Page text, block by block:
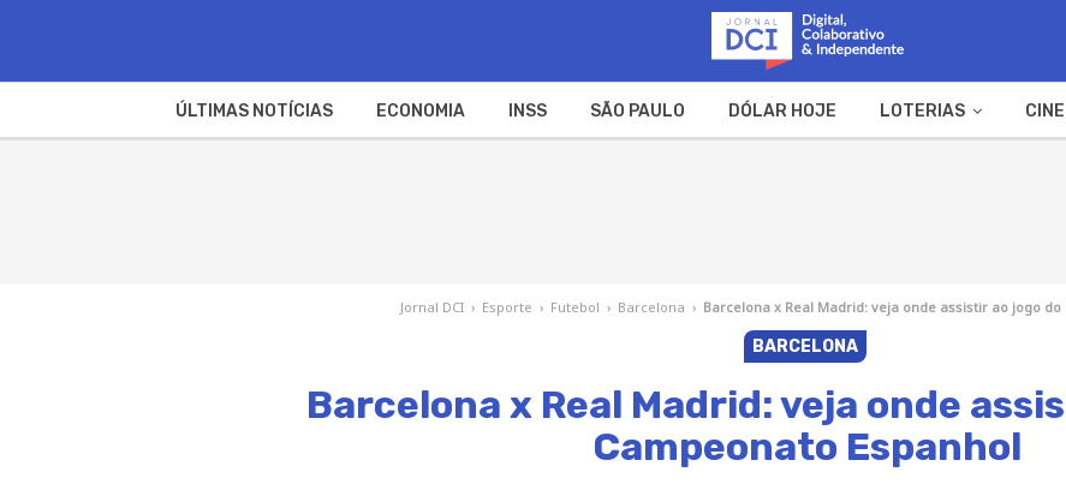
ÚLTIMAS NOTÍCIAS ECONOMIA INSS SÃO PAULO DÓLAR HOJE LOTERIAS
Jornal DCI › Esporte › Futebol › Barcelona › Barcelona x Real Madrid: veja onde assistir ao jogo
BARCELONA
Barcelona x Real Madrid: veja onde
Campeonato Espanhol